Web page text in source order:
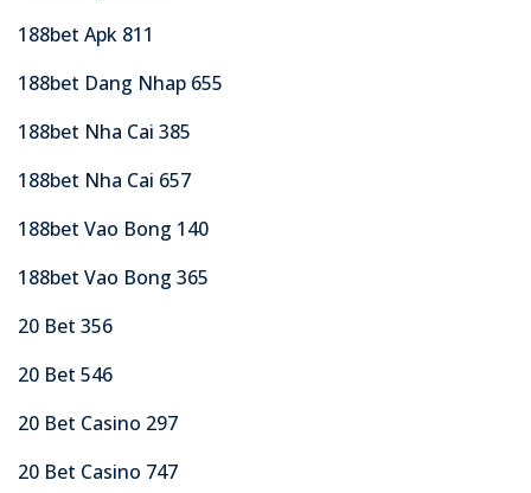
188bet Apk 811
188bet Dang Nhap 655
188bet Nha Cai 385
188bet Nha Cai 657
188bet Vao Bong 140
188bet Vao Bong 365
20 Bet 356
20 Bet 546
20 Bet Casino 297
20 Bet Casino 747